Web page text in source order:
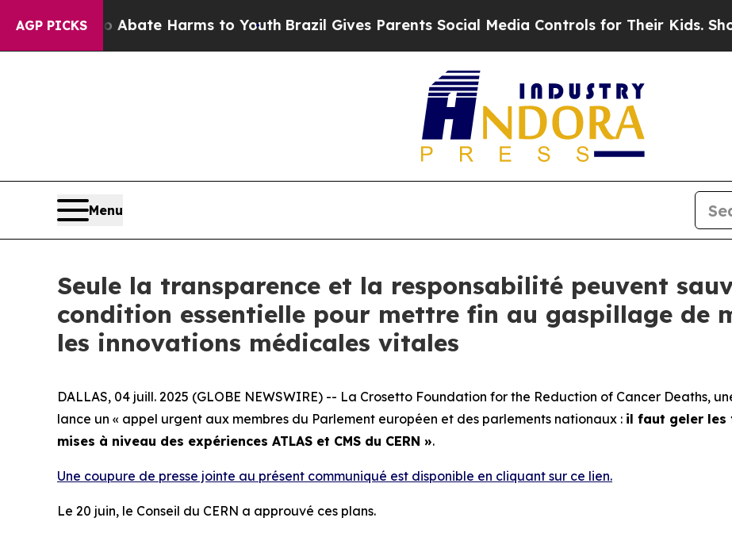
AGP PICKS
to Abate Harms to YouthBrazil Gives Parents Social Media Controls for Their Kids. Should
Menu
Seule la transparence et la responsabilité peuvent
condition essentielle pour mettre fin au gaspillage de
les innovations médicales vitales
DALLAS, 04 juill. 2025 (GLOBE NEWSWIRE) -- La Crosetto Foundation for the Reduction of Cancer Deaths,
lance un « appel urgent aux membres du Parlement européen et des parlements nationaux : il faut geler les
mises à niveau des expériences ATLAS et CMS du CERN ».
Une coupure de presse jointe au présent communiqué est disponible en cliquant sur ce lien.
Le 20 juin, le Conseil du CERN a approuvé ces plans.